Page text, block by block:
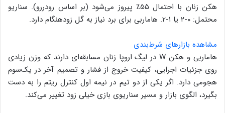
هکن زنان با احتمال ۵۵٪ پیروز می‌شود (بر اساس رودررو). سناریو
محتمل: ۰-۲ یا ۱-۲. هاماربی برای برد نیاز به گل زودهنگام دارد.
مشاهده بازارهای شرط‌بندی
هاماربی و هکن W در لیگ اروپا زنان مسابقه‌ای دارند که وزن زیادی
روی جزئیات اجرایی، کیفیت خروج از فشار و تصمیم آخر در یک‌سوم
هجومی دارد. اگر یکی از دو تیم در نیمه اول کنترل ریتم را به دست
بگیرد، الگوی بازار و مسیر سناریوی بازی خیلی زود تغییر می‌کند.